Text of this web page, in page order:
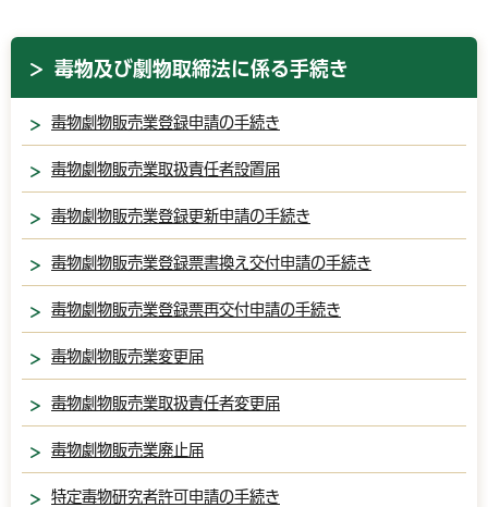
毒物及び劇物取締法に係る手続き
毒物劇物販売業登録申請の手続き
毒物劇物販売業取扱責任者設置届
毒物劇物販売業登録更新申請の手続き
毒物劇物販売業登録票書換え交付申請の手続き
毒物劇物販売業登録票再交付申請の手続き
毒物劇物販売業変更届
毒物劇物販売業取扱責任者変更届
毒物劇物販売業廃止届
特定毒物研究者許可申請の手続き